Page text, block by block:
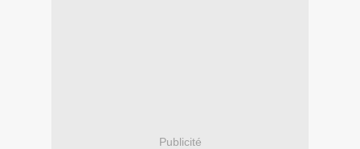
Publicité